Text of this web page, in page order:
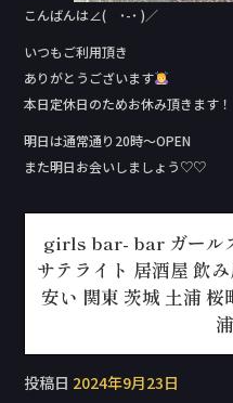
こんばんは∠( ˙-˙ )／
いつもご利用頂き
ありがとうございます
本日定休日のためお休み頂きます！
明日は通常通り20時〜OPEN
また明日お会いしましょう♡♡
girls bar- bar ガール
サテライト 居酒屋 飲
安い 関東 茨城 土浦 桜
投稿日 2024年9月23日